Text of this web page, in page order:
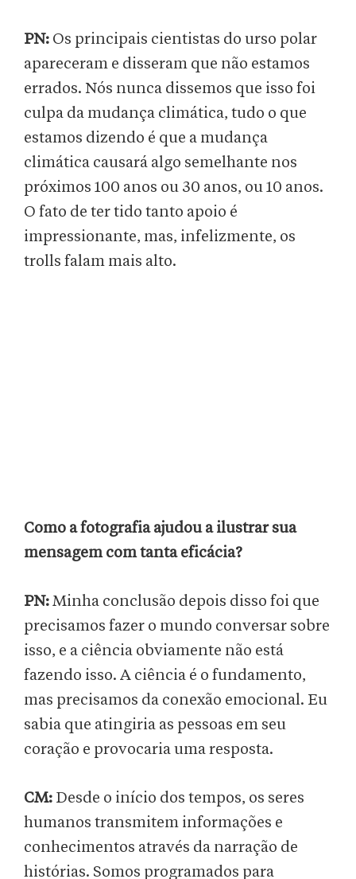
PN: Os principais cientistas do urso polar
apareceram e disseram que não estamos
errados. Nós nunca dissemos que isso foi
culpa da mudança climática, tudo o que
estamos dizendo é que a mudança
climática causará algo semelhante nos
próximos 100 anos ou 30 anos, ou 10 anos.
O fato de ter tido tanto apoio é
impressionante, mas, infelizmente, os
trolls falam mais alto.
Como a fotografia ajudou a ilustrar sua
mensagem com tanta eficácia?
PN:Minha conclusão depois disso foi que
precisamos fazer o mundo conversar sobre
isso, e a ciência obviamente não está
fazendo isso. A ciência é o fundamento,
mas precisamos da conexão emocional. Eu
sabia que atingiria as pessoas em seu
coração e provocaria uma resposta.
CM: Desde o início dos tempos, os seres
humanos transmitem informações e
conhecimentos através da narração de
histórias. Somos programados para